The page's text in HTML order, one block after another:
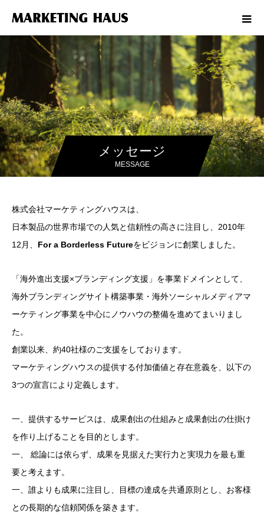
メッセージ
MESSAGE
株式会社マーケティングハウスは、
日本製品の世界市場での人気と信頼性の高さに注目し、2010年
12月、 For a Borderless Futureをビジョンに創業しました。
「海外進出支援×ブランディング支援」を事業ドメインとして、
海外ブランディングサイト構築事業・海外ソーシャルメディアマ
ーケティング事業を中心にノウハウの整備を進めてまいりまし
た。
創業以来、約40社様のご支援をしております。
マーケティングハウスの提供する付加価値と存在意義を、以下の
3つの宣言により定義します。
一、提供するサービスは、成果創出の仕組みと成果創出の仕掛け
を作り上げることを目的とします。
一、 総論には依らず、成果を見据えた実行力と実現力を最も重
要と考えます。
一、誰よりも成果に注目し、目標の達成を共通原則とし、お客様
との長期的な信頼関係を築きます。